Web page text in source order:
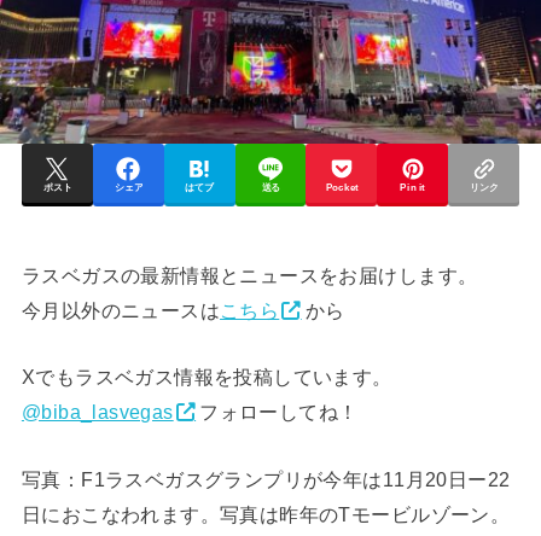
ポスト シェア はてブ 送る Pocket Pin it リンク
ラスベガスの最新情報とニュースをお届けします。
今月以外のニュースはこちら から
Xでもラスベガス情報を投稿しています。
@biba_lasvegas
フォローしてね！
写真：F1ラスベガスグランプリが今年は11月20日ー22
日におこなわれます。写真は昨年のTモービルゾーン。